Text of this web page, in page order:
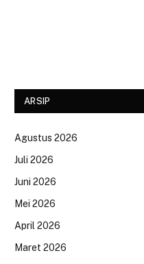
ARSIP
Agustus 2026
Juli 2026
Juni 2026
Mei 2026
April 2026
Maret 2026